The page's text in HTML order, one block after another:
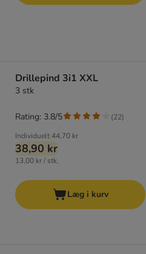
Drillepind 3i1 XXL
3 stk
Individuelt44,70 kr
38,90 kr
13,00 kr / stk.
Rating: 3.8/5 (22)
Læg i kurv